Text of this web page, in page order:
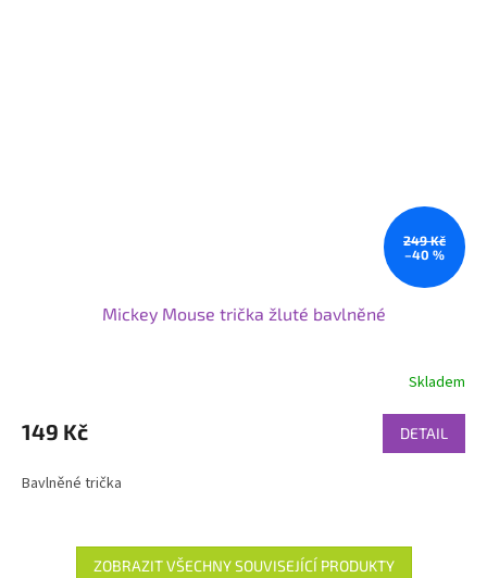
249 Kč
–40 %
Mickey Mouse trička žluté bavlněné
Skladem
149 Kč DETAIL
Bavlněné trička
ZOBRAZIT VŠECHNY SOUVISEJÍCÍ PRODUKTY